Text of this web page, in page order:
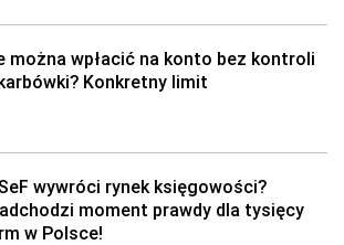
można wpłacić na konto bez kontroli
Konkretny limit
wywróci rynek księgowości?
moment prawdy dla tysięcy
w Polsce!